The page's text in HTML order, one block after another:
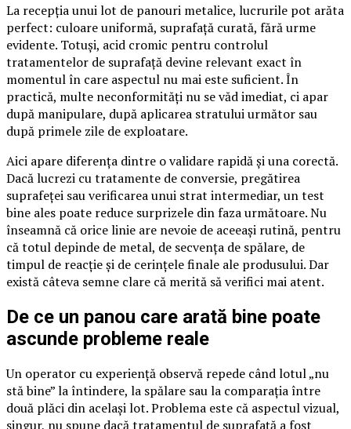
La recepția unui lot de panouri metalice, lucrurile pot arăta
perfect: culoare uniformă, suprafață curată, fără urme
evidente. Totuși, acid cromic pentru controlul
tratamentelor de suprafață devine relevant exact în
momentul în care aspectul nu mai este suficient. În
practică, multe neconformități nu se văd imediat, ci apar
după manipulare, după aplicarea stratului următor sau
după primele zile de exploatare.
Aici apare diferența dintre o validare rapidă și una corectă.
Dacă lucrezi cu tratamente de conversie, pregătirea
suprafeței sau verificarea unui strat intermediar, un test
bine ales poate reduce surprizele din faza următoare. Nu
înseamnă că orice linie are nevoie de aceeași rutină, pentru
că totul depinde de metal, de secvența de spălare, de
timpul de reacție și de cerințele finale ale produsului. Dar
există câteva semne clare că merită să verifici mai atent.
De ce un panou care arată bine poate
ascunde probleme reale
Un operator cu experiență observă repede când lotul „nu
stă bine” la întindere, la spălare sau la comparația între
două plăci din același lot. Problema este că aspectul vizual,
singur, nu spune dacă tratamentul de suprafață a fost